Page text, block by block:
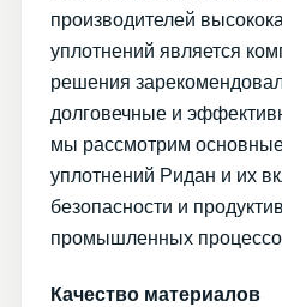
производителей
уплотнений является
решения
долговечные и
мы рассмотрим
уплотнений Ридан и их
безопасности и
промышленных
Качество материалов